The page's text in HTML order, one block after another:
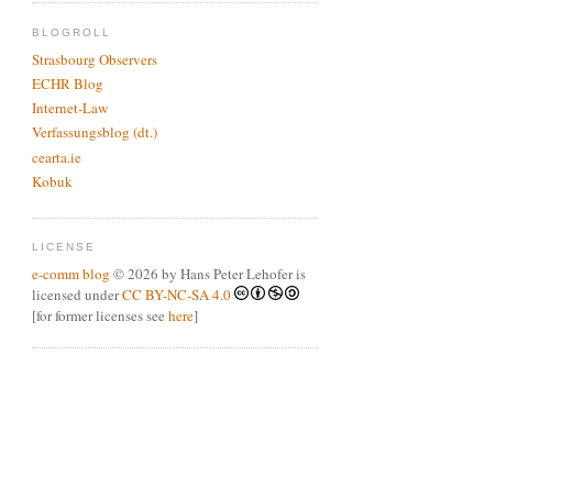
BLOGROLL
Strasbourg Observers
ECHR Blog
Internet-Law
Verfassungsblog (dt.)
cearta.ie
Kobuk
LICENSE
e-comm blog © 2026 by Hans Peter Lehofer is
licensed underCC BY-NC-SA 4.0
[for former licenses see here]